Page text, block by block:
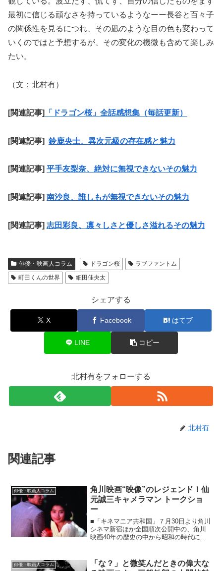
最初に信じる頑なさを持っているようなーー長谷と百々子
の関係性を見るにつれ、その凪のような目の色も変わって
いくのではと予想するが、その変化の機微も含めて楽しみ
たい。
（文：北村有）
[関連記事] 「ドラゴン桜」全話感想集（毎話更新）
[関連記事] 鈴鹿央士、異次元級の存在感と魅力
[関連記事] 平手友梨奈、絶対に無視できないその魅力
[関連記事] 南沙良、誰しもが無視できないその魅力
[関連記事] 志田彩良、凛々しさと優しさ溢れるその魅力
俳優・映画人コラム ドラゴン桜
ラブファントム
町田くんの世界
細田佳央太
シェアする
X Facebook はてブ
LINE コピー
北村有をフォローする
北村有
関連記事
俳優・映画人コラム
角川映画“映像”のレジェンド！仙
元誠三キャメラマン トークショ
ー
■「キネマニア共和国」７月30日より角川
シネマ新宿ほか全国順次公開中の、角川
映画40年の歴史の中から昭和の時代に放
ショーも催され、盛況を博していま
す……《キネマニア共...
俳優・映画人コラム
「な？」と微笑んだときの偉大な